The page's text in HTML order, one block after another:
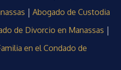
| Abogado de Custodia
de Divorcio en Manassas |
en el Condado de